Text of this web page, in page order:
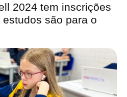
2024 tem inscrições
são para o